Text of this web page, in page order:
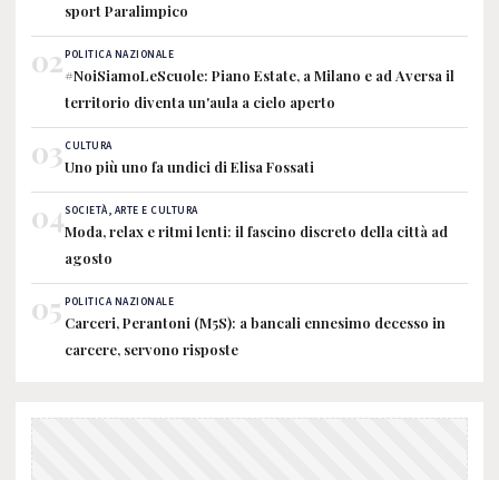
sport Paralimpico
02POLITICA NAZIONALE
#NoiSiamoLeScuole: Piano Estate, a Milano e ad Aversa il
territorio diventa un'aula a cielo aperto
03CULTURA
Uno più uno fa undici di Elisa Fossati
04SOCIETÀ, ARTE E CULTURA
Moda, relax e ritmi lenti: il fascino discreto della città ad
agosto
05 POLITICA NAZIONALE
Carceri, Perantoni (M5S): a bancali ennesimo decesso in
carcere, servono risposte